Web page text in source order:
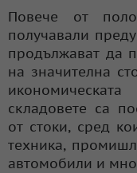
Повече от
получавали
продължават да
на значителна
складовете са
от стоки, сред
техника,
автомобили и